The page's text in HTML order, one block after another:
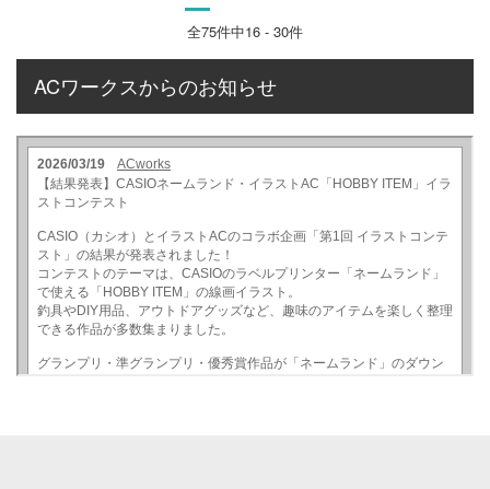
全75件中16 - 30件
ACワークスからのお知らせ